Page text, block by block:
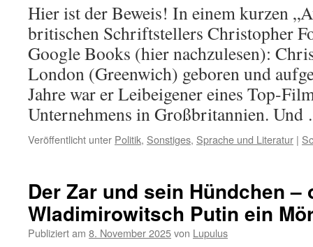
Hier ist der Beweis! In einem kurzen
britischen Schriftstellers Christopher
Google Books (hier nachzulesen):
London (Greenwich) geboren und
Jahre war er Leibeigener eines Top-
Unternehmens in Großbritannien.
Veröffentlicht unter Politik, Sonstiges, Sprache und Literatur |
Der Zar und sein Hündchen
Wladimirowitsch Putin ein
Publiziert am 8. November 2025von Lupulus